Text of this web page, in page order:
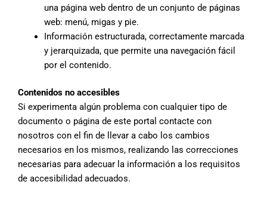
una página web dentro de un conjunto de páginas
web: menú, migas y pie.
Información estructurada, correctamente marcada
y jerarquizada, que permite una navegación fácil
por el contenido.
Contenidos no accesibles
Si experimenta algún problema con cualquier tipo de
documento o página de este portal contacte con
nosotros con el fin de llevar a cabo los cambios
necesarios en los mismos, realizando las correcciones
necesarias para adecuar la información a los requisitos
de accesibilidad adecuados.